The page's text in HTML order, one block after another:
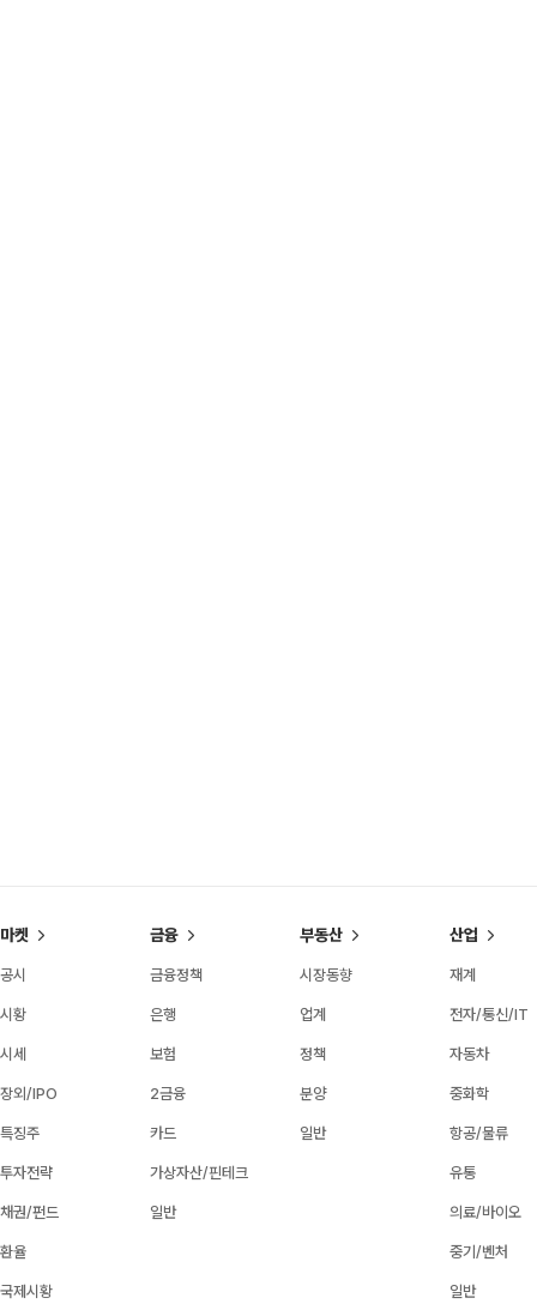
마켓
공시
시황
시세
장외/IPO
특징주
투자전략
채권/펀드
환율
국제시황
금융
금융정책
은행
보험
2금융
카드
가상자산/핀테크
일반
부동산
시장동향
업계
정책
분양
일반
산업
재계
전자/통신/IT
자동차
중화학
항공/물류
유통
의료/바이오
중기/벤처
일반